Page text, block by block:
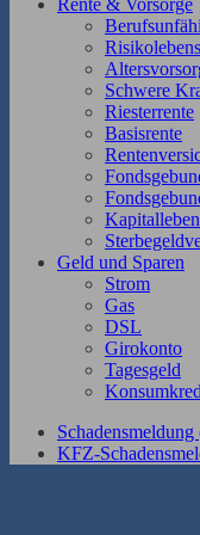
Rente & Vorsorge
Schwere
Riesterrente
Basisrente
Geld und Sparen
Strom
Gas
DSL
Girokonto
Tagesgeld
KFZ-